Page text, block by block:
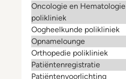
Oncologie en Hematologie
polikliniek
Oogheelkunde polikliniek
Opnamelounge
Orthopedie polikliniek
Patiëntenregistratie
Patiëntenvoorlichting